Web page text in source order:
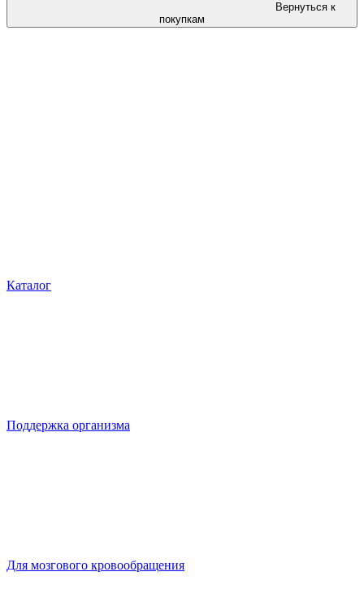
Вернуться к
покупкам
Каталог
Поддержка организма
Для мозгового кровообращения